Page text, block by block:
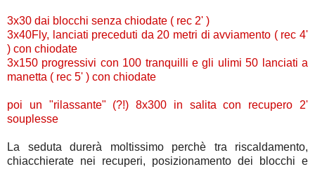
3x30 dai blocchi senza chiodate ( rec 2' )
3x40Fly, lanciati preceduti da 20 metri di avviamento ( rec 4'
) con chiodate
3x150 progressivi con 100 tranquilli e gli ulimi 50 lanciati a
manetta ( rec 5' ) con chiodate
poi un "rilassante" (?!) 8x300 in salita con recupero 2'
souplesse
La seduta durerà moltissimo perchè tra riscaldamento,
chiacchierate nei recuperi, posizionamento dei blocchi e